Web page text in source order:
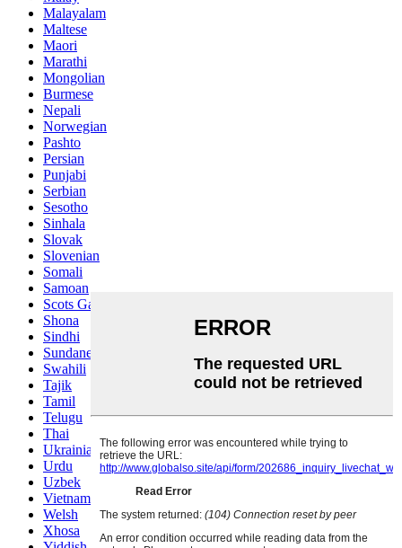
Malayalam
Maltese
Maori
Marathi
Mongolian
Burmese
Nepali
Norwegian
Pashto
Persian
Punjabi
Serbian
Sesotho
Sinhala
Slovak
Slovenian
Somali
Samoan
Scots Gaelic
Shona
Sindhi
Sundanese
Swahili
Tajik
Tamil
Telugu
Thai
Ukrainian
Urdu
Uzbek
Vietnamese
Welsh
Xhosa